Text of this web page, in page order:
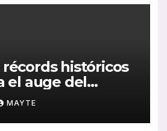
históricos
el auge del
en San
MAYTE